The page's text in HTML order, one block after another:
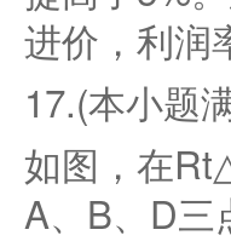
进价，利润
17.(本小题
如图，在
A、B、D